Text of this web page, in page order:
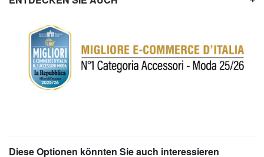
Diese Optionen könnten Sie auch interessieren